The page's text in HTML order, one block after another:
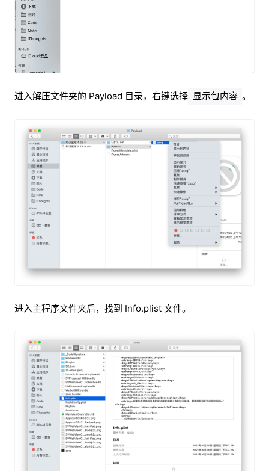
进入解压文件夹的 Payload 目录，右键选择 显示包内容 。
进入主程序文件夹后，找到 Info.plist 文件。